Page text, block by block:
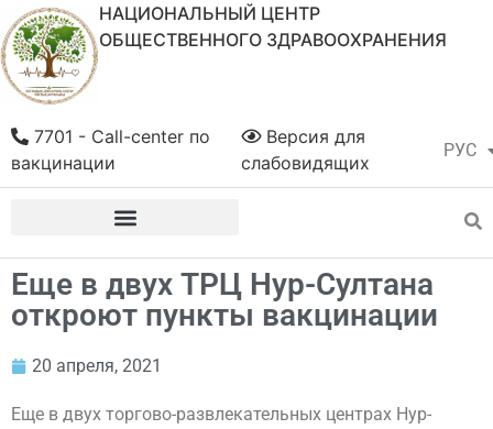
НАЦИОНАЛЬНЫЙ ЦЕНТР
ОБЩЕСТВЕННОГО ЗДРАВООХРАНЕНИЯ
РУС
ҚАЗ
Версия для
слабовидящих
7701 - Call-center по
вакцинации
Еще в двух ТРЦ Нур-Султана
откроют пункты вакцинации
20 апреля, 2021
Еще в двух торгово-развлекательных центрах Нур-